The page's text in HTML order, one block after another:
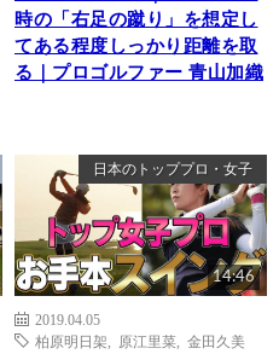
時の「右足の蹴り」を想定し
てある程度しっかり距離を取
る｜プロゴルファー 青山加織
日本のトッププロ・女子
14:46
2019.04.05
柏原明日架
原江里菜
金田久美